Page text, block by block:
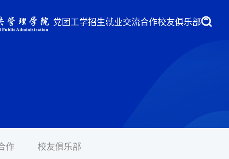
党团工学招生就业交流合作校友俱乐部
作 校友俱乐部